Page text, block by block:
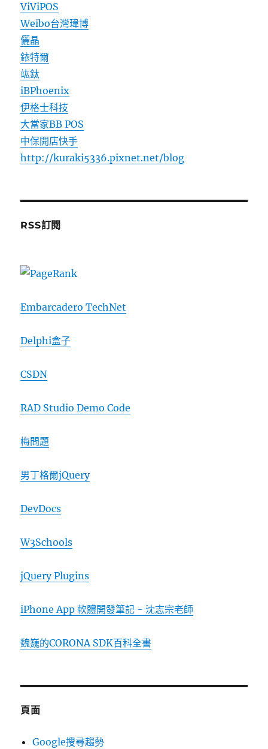
ViViPOS
Weibo台灣瑋博
儷晶
銥特爾
竑鈦
iBPhoenix
伊格士科技
大當家BB POS
中保開店快手
http://kuraki5336.pixnet.net/blog
RSS訂閱
Embarcadero TechNet
Delphi盒子
CSDN
RAD Studio Demo Code
梅問題
男丁格爾jQuery
DevDocs
W3Schools
jQuery Plugins
iPhone App 軟體開發筆記 - 沈志宗老師
魏巍的CORONA SDK百科全書
頁面
Google搜尋趨勢